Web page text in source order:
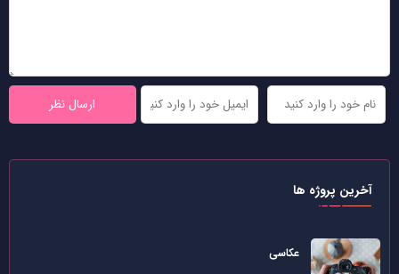
آخرین پروژه ها
عکاسی